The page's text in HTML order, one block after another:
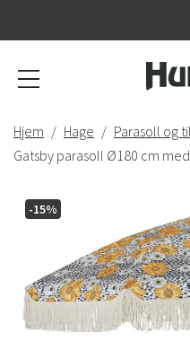
Hjem Hage Parasoll og
Gatsby parasoll Ø180 cm
-15%